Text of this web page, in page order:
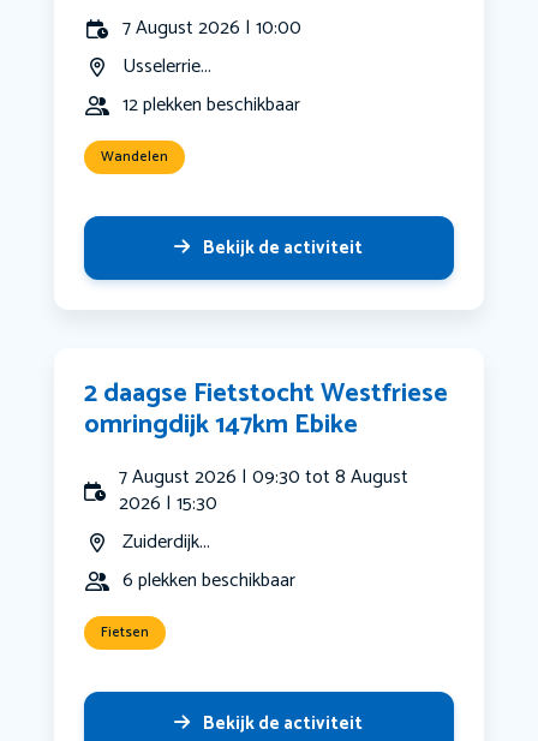
7 August 2026 | 10:00
Usselerrie...
12 plekken beschikbaar
Wandelen
Bekijk de activiteit
2 daagse Fietstocht Westfriese
omringdijk 147km Ebike
7 August 2026 | 09:30 tot 8 August
2026 | 15:30
Zuiderdijk...
6 plekken beschikbaar
Fietsen
Bekijk de activiteit